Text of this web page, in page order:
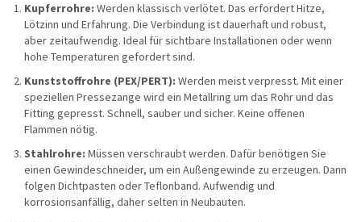
Kupferrohre: Werden klassisch verlötet. Das erfordert Hitze,
Lötzinn und Erfahrung. Die Verbindung ist dauerhaft und robust,
aber zeitaufwendig. Ideal für sichtbare Installationen oder wenn
hohe Temperaturen gefordert sind.
Kunststoffrohre (PEX/PERT): Werden meist verpresst. Mit einer
speziellen Pressezange wird ein Metallring um das Rohr und das
Fitting gepresst. Schnell, sauber und sicher. Keine offenen
Flammen nötig.
Stahlrohre: Müssen verschraubt werden. Dafür benötigen Sie
einen Gewindeschneider, um ein Außengewinde zu erzeugen. Dann
folgen Dichtpasten oder Teflonband. Aufwendig und
korrosionsanfällig, daher selten in Neubauten.